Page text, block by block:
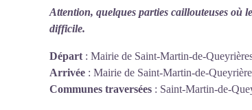
Attention, quelques parties caillouteuses où
difficile.
Départ : Mairie de Saint-Martin-de-
Arrivée : Mairie de Saint-Martin-de-
Communes traversées : Saint-Martin-de-